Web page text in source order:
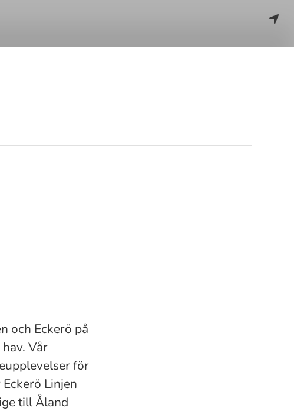
och Eckerö på
Vår
för
Linjen
till Åland